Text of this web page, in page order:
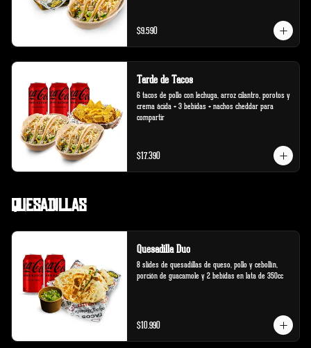
$9.590
Tarde de Tacos
6 tacos de pollo con lechuga, arroz cilantro, porotos y
crema ácida + 3 bebidas + nachos cheddar para
compartir
$17.390
Quesadillas
Quesadilla Duo
8 slides de quesadillas de queso, pollo y cebollín,
porción de guacamole y 2 bebidas en lata de 350cc
$10.990